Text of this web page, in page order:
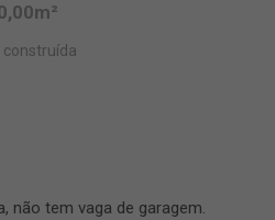
construída
não tem vaga de garagem.